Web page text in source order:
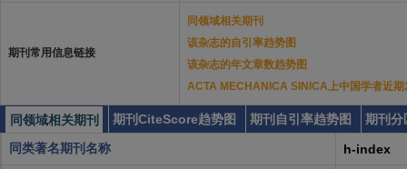
期刊常用信息链接
同领域相关期刊
该杂志的自引率趋势图
该杂志的年文章数趋势图
ACTA MECHANICA SINICA上中国学者近期
同领域相关期刊 期刊CiteScore趋势图 期刊自引率趋势图
期刊分
同类著名期刊名称
h-index